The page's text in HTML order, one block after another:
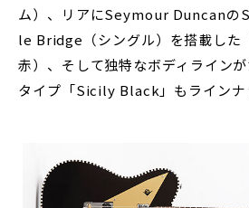
ム）、リアにSeymour Duncanの
le Bridge（シングル）を搭載した
赤）、そして独特なボディライン
タイプ「Sicily Black」もラインナ